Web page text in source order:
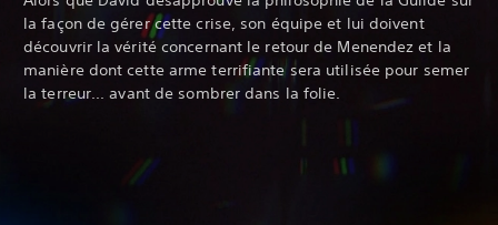
la façon de gérer cette crise, son équipe et lui doivent
découvrir la vérité concernant le retour de Menendez et la
manière dont cette arme terrifiante sera utilisée pour semer
la terreur... avant de sombrer dans la folie.‎